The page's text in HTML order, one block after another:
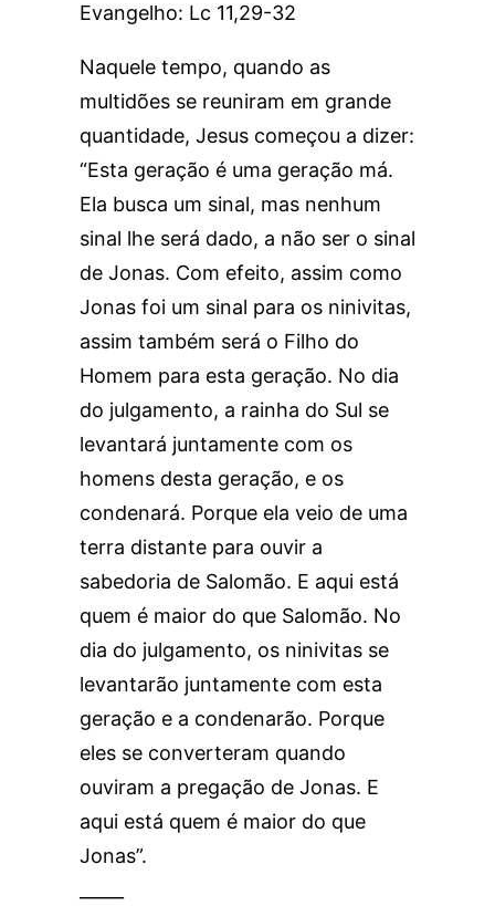
Evangelho: Lc 11,29-32
Naquele tempo, quando as
multidões se reuniram em grande
quantidade, Jesus começou a dizer:
“Esta geração é uma geração má.
Ela busca um sinal, mas nenhum
sinal lhe será dado, a não ser o sinal
de Jonas. Com efeito, assim como
Jonas foi um sinal para os ninivitas,
assim também será o Filho do
Homem para esta geração. No dia
do julgamento, a rainha do Sul se
levantará juntamente com os
homens desta geração, e os
condenará. Porque ela veio de uma
terra distante para ouvir a
sabedoria de Salomão. E aqui está
quem é maior do que Salomão. No
dia do julgamento, os ninivitas se
levantarão juntamente com esta
geração e a condenarão. Porque
eles se converteram quando
ouviram a pregação de Jonas. E
aqui está quem é maior do que
Jonas”.